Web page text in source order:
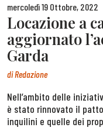
mercoledì 19 Ottobre, 2022
Locazione a
aggiornato
Garda
diRedazione
Nell’ambito delle
è stato rinnovato il
inquilini e quelle dei